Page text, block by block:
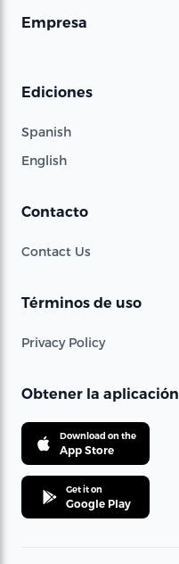
Empresa
Ediciones
Spanish
English
Contacto
Contact Us
Términos de uso
Privacy Policy
Obtener la aplicación
Download on the
App Store
Get it on
Google Play